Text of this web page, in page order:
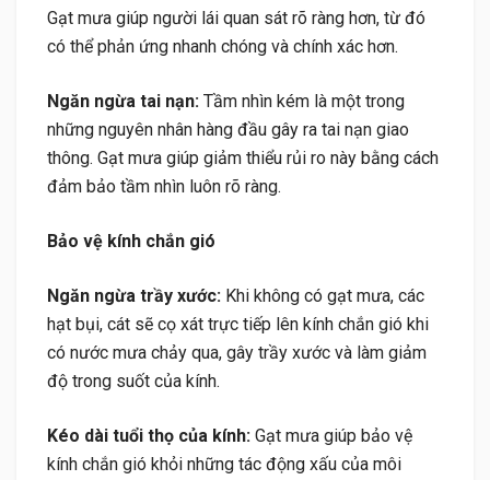
Gạt mưa giúp người lái quan sát rõ ràng hơn, từ đó
có thể phản ứng nhanh chóng và chính xác hơn.
Ngăn ngừa tai nạn: Tầm nhìn kém là một trong
những nguyên nhân hàng đầu gây ra tai nạn giao
thông. Gạt mưa giúp giảm thiểu rủi ro này bằng cách
đảm bảo tầm nhìn luôn rõ ràng.
Bảo vệ kính chắn gió
Ngăn ngừa trầy xước: Khi không có gạt mưa, các
hạt bụi, cát sẽ cọ xát trực tiếp lên kính chắn gió khi
có nước mưa chảy qua, gây trầy xước và làm giảm
độ trong suốt của kính.
Kéo dài tuổi thọ của kính: Gạt mưa giúp bảo vệ
kính chắn gió khỏi những tác động xấu của môi